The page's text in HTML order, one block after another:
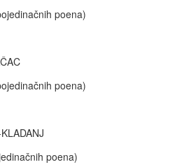
poena)
poena)
poena)